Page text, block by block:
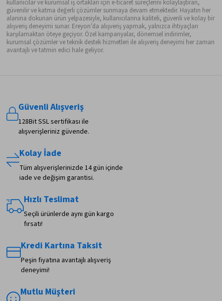
kullanıcılar ve kurumsal iş ortakları için e-ticaret süreçlerini kolaylaştıran,
güvenilir ve katma değerli çözümler sunmaya devam etmektedir. Hayatın her
alanına dokunan ürün yelpazesiyle, kullanıcılarına kaliteli, güvenli ve kolay bir
alışveriş deneyimi sunar. Ereyon’da alışveriş yapmak, yalnızca ihtiyaçları
karşılamaktan öteye geçiyor. Özel kampanyalar, dönemsel indirimler,
kurumsal çözümler ve teknik destek hizmetleri ile alışveriş deneyimi her zaman
avantajlı ve tatmin edici hale geliyor.
Güvenli Alışveriş
128Bit SSL sertifikası ile
alışverişleriniz güvende.
Kolay İade
Tüm alışverişlerinizde 14 gün içinde
iade ve değişim garantisi.
Hızlı Teslimat
Seçili ürünlerde aynı gün kargo
fırsatı!
Kredi Kartına Taksit
Peşin fiyatına avantajlı alışveriş
deneyimi!
Mutlu Müşteri